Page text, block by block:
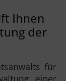
Ihnen
der
für